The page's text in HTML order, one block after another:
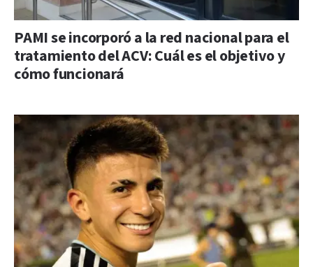
PAMI se incorporó a la red nacional para el
tratamiento del ACV: Cuál es el objetivo y
cómo funcionará